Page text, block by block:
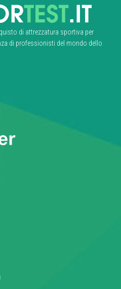
di attrezzatura sportiva per
di professionisti del mondo dello